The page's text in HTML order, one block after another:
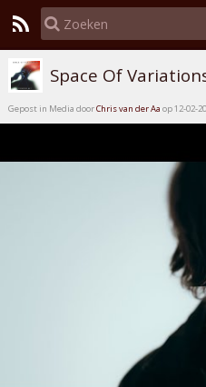
Space Of
Gepost in Media doorChris van der Aa op 12-02-